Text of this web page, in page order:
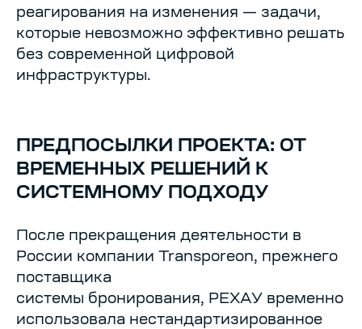
реагирования на изменения — задачи,
которые невозможно эффективно решать
без современной цифровой
инфраструктуры.
ПРЕДПОСЫЛКИ ПРОЕКТА: ОТ
ВРЕМЕННЫХ РЕШЕНИЙ К
СИСТЕМНОМУ ПОДХОДУ
После прекращения деятельности в
России компании Transporeon, прежнего
поставщика
системы бронирования, РЕХАУ временно
использовала нестандартизированное